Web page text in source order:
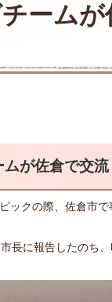
ーム
ムが佐倉で交
ックの際、佐倉市
長に報告したのち